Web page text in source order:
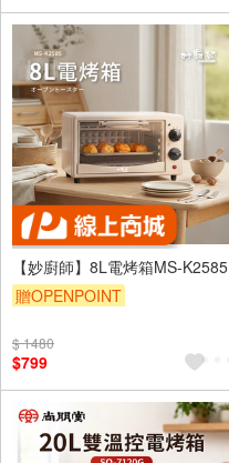
【妙廚師】8L電烤箱MS-K2585
贈OPENPOINT
$ 1480
$799